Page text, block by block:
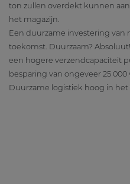
ton zullen overdekt kunnen
het magazijn.
Een duurzame investering van
toekomst. Duurzaam?
een hogere verzendcapaciteit
besparing van ongeveer 25
Duurzame logistiek hoog in het